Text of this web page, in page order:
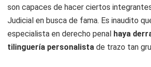
son capaces de hacer ciertos
Judicial en busca de fama. Es inaudito
especialista en derecho penal haya
tilinguería personalista de trazo tan